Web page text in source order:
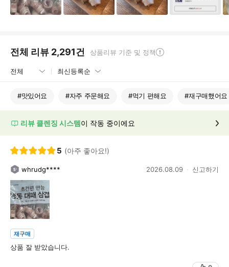
전체 리뷰 2,291건 상품리뷰 기준 및 정책
#맛있어요 #자주 주문해요 #먹기 편해요 #재구매했어요
리뷰 클렌징 시스템이 작동 중이에요
5 (아주 좋아요!)
whrudg**** 2026.08.09 신고하기
재구매
상품 잘 받았습니다.